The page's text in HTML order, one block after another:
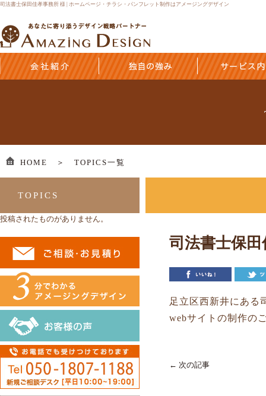
司法書士保田佳孝事務所 様 | ホームページ・チラシ・パンフレット制作はアメージングデザイン
HOME ＞ TOPICS一覧
司法書士保
足立区西新井にある
webサイトの制作の
← 次の記事
TOPICS
投稿されたものがありません。